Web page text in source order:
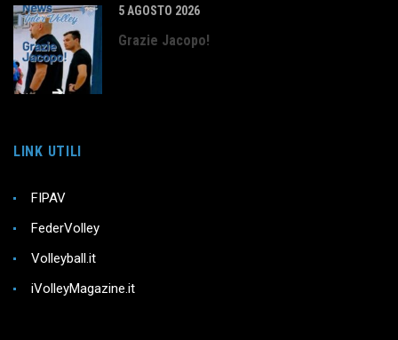
5 AGOSTO 2026
Grazie Jacopo!
LINK UTILI
FIPAV
FederVolley
Volleyball.it
iVolleyMagazine.it